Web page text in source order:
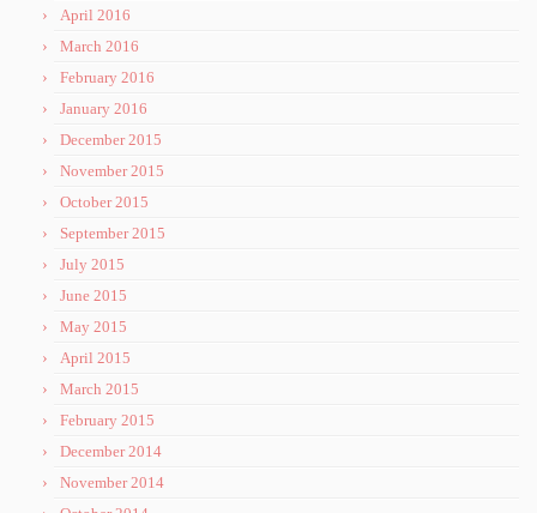
April 2016
March 2016
February 2016
January 2016
December 2015
November 2015
October 2015
September 2015
July 2015
June 2015
May 2015
April 2015
March 2015
February 2015
December 2014
November 2014